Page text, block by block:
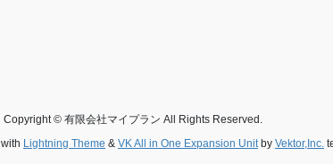
Copyright © 有限会社マイプラン All Rights Reserved.
with Lightning Theme & VK All in One Expansion Unitby Vektor,Inc.